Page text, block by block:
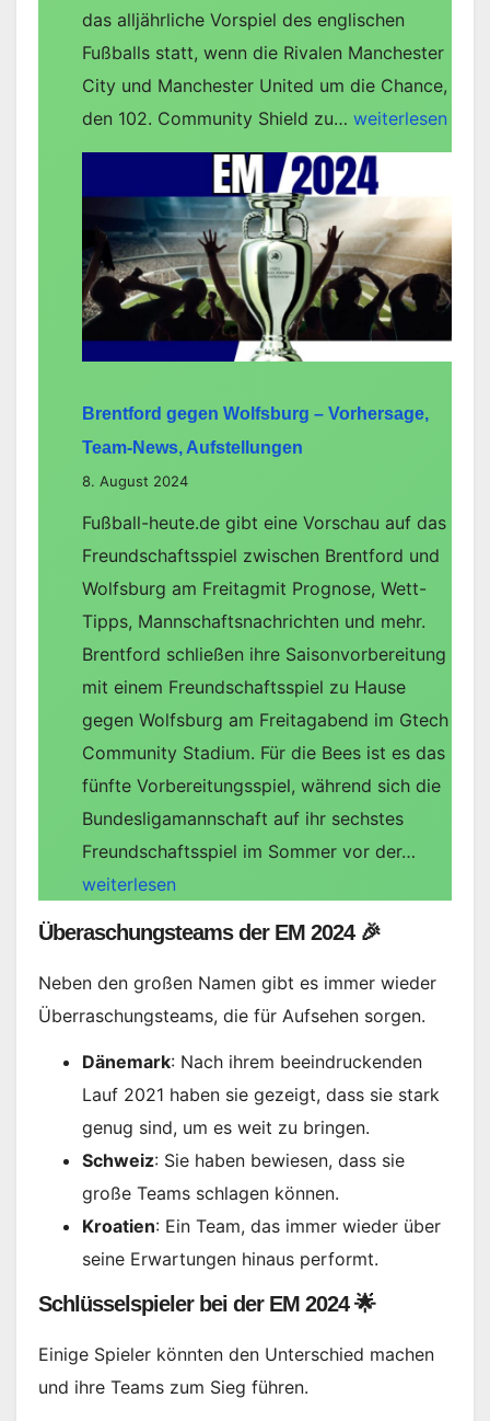
das alljährliche Vorspiel des englischen
Fußballs statt, wenn die Rivalen Manchester
City und Manchester United um die Chance,
den 102. Community Shield zu… Manchester
City
gegen
Manchester
United
–
Vorhersage,
Team-
Aufstellungen
weiterlesen
Brentford gegen Wolfsburg – Vorhersage,
Team-News, Aufstellungen
8. August 2024
Fußball-heute.de gibt eine Vorschau auf das
Freundschaftsspiel zwischen Brentford und
Wolfsburg am Freitagmit Prognose, Wett-
Tipps, Mannschaftsnachrichten und mehr.
Brentford schließen ihre Saisonvorbereitung
mit einem Freundschaftsspiel zu Hause
gegen Wolfsburg am Freitagabend im Gtech
Community Stadium. Für die Bees ist es das
fünfte Vorbereitungsspiel, während sich die
Bundesligamannschaft auf ihr sechstes
Freundschaftsspiel im Sommer vor der…
Team-
weiterlesen
Überaschungsteams der EM 2024 🎉
Neben den großen Namen gibt es immer wieder
Überraschungsteams, die für Aufsehen sorgen.
Dänemark: Nach ihrem beeindruckenden
Lauf 2021 haben sie gezeigt, dass sie stark
genug sind, um es weit zu bringen.
Schweiz: Sie haben bewiesen, dass sie
große Teams schlagen können.
Kroatien: Ein Team, das immer wieder über
seine Erwartungen hinaus performt.
Schlüsselspieler bei der EM 2024 🌟
Einige Spieler könnten den Unterschied machen
und ihre Teams zum Sieg führen.